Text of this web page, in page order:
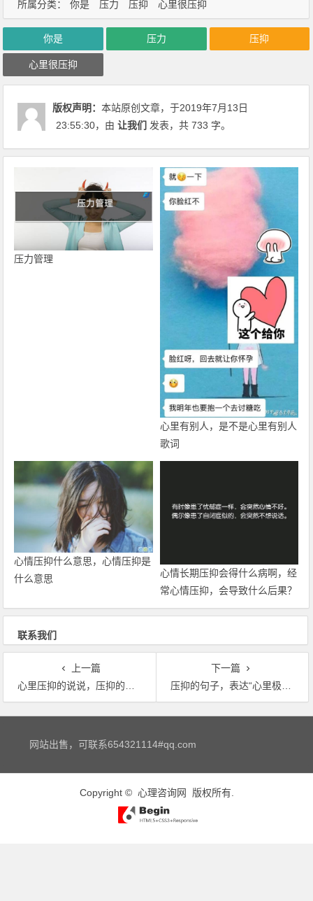
所属分类： 你是 压力 压抑 心里很压抑
你是 压力 压抑
心里很压抑
版权声明：本站原创文章，于2019年7月13日
23:55:30，由让我们 发表，共 733 字。
压力管理
心里有别人，是不是心里有别人
歌词
心情压抑什么意思，心情压抑是
什么意思
心情长期压抑会得什么病啊，经
常心情压抑，会导致什么后果？
联系我们
上一篇
心里压抑的说说，压抑的心情说说
下一篇
压抑的句子，表达“心里极度压抑”的诗句有哪些？
文章导航
网站出售，可联系654321114#qq.com
Copyright © 心理咨询网 版权所有.